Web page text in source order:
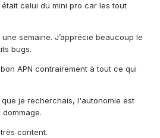
celui du mini pro car les tout
semaine. J’apprécie beaucoup le
bugs.
APN contrairement à tout ce qui
je recherchais, l'autonomie est
content.